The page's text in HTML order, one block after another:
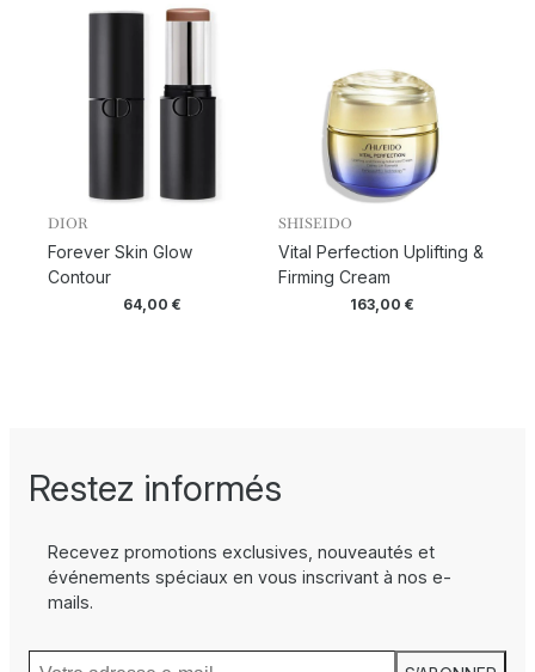
DIOR
Forever Skin Glow
Contour
64,00€
SHISEIDO
Vital Perfection Uplifting &
Firming Cream
163,00€
Restez informés
Recevez promotions exclusives, nouveautés et
événements spéciaux en vous inscrivant à nos e-
mails.